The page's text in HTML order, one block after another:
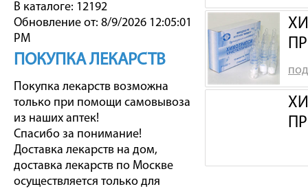
В каталоге: 12192
Обновление от: 8/9/2026 12:05:01
PM
ПОКУПКА ЛЕКАРСТВ
Покупка лекарств возможна
только при помощи самовывоза
из наших аптек!
Спасибо за понимание!
Доставка лекарств на дом,
доставка лекарств по Москве
осуществляется только для